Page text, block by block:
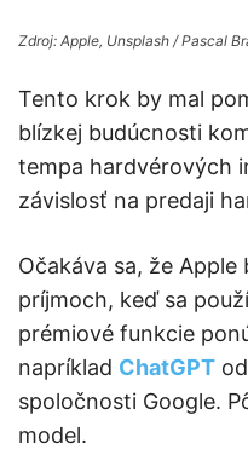
Zdroj: Apple, Unsplash / Pascal
Tento krok by mal
blízkej budúcnosti
tempa hardvérových
závislosť na predaji
Očakáva sa, že
príjmoch, keď sa
prémiové funkcie
napríklad ChatGPT
spoločnosti Google.
model.